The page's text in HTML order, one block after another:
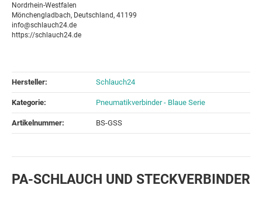
Nordrhein-Westfalen
Mönchengladbach, Deutschland, 41199
info@schlauch24.de
https://schlauch24.de
Hersteller: Schlauch24
Kategorie: Pneumatikverbinder - Blaue Serie
Artikelnummer: BS-GSS
PA-SCHLAUCH UND STECKVERBINDER